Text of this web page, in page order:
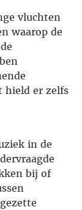
vluchten
waarop de
hield er zelfs
in de
bij of